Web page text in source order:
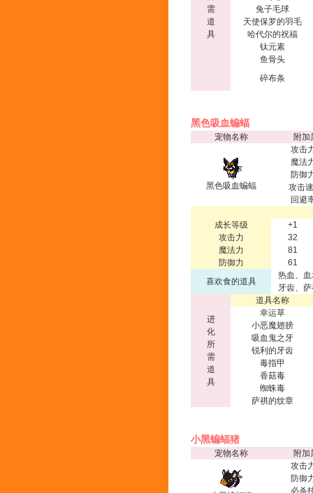
需
道
具
兔子毛球
天使保罗的羽毛
哈代尔的祝福
钛元素
鱼骨头
碎布条
黑色吸血蝙蝠
宠物名称 附加
黑色吸血蝙蝠
攻击
魔法
防御
攻击
回避
成长等级
+1
攻击力
32
魔法力
81
防御力
61
喜欢食的道具
热血、
牙齿、
进
化
所
需
道
具
道具名称
幸运草
小恶魔翅膀
吸血鬼之牙
锐利的牙齿
毒指甲
香菇毒
蜘蛛毒
萨祺的纹章
小黑蝙蝠猪
宠物名称 附加
攻击
防御
必杀